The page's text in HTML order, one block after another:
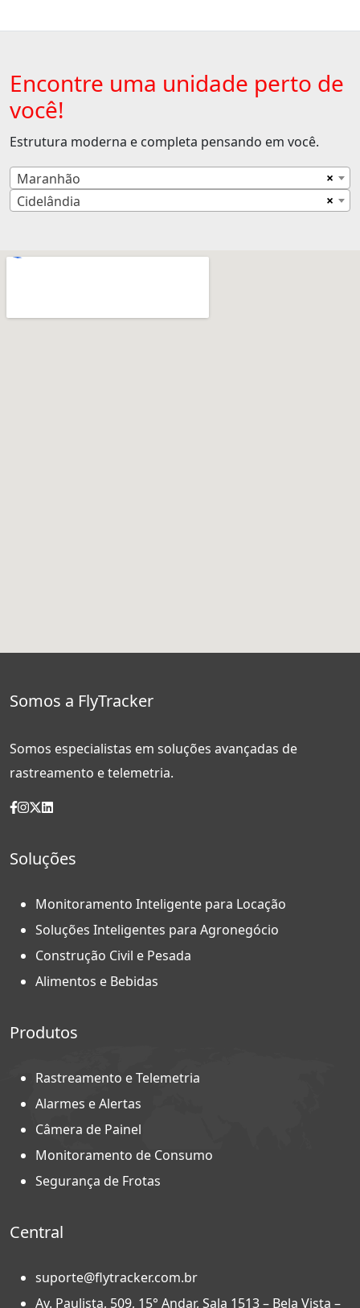
Encontre uma unidade perto de
você!
Estrutura moderna e completa pensando em você.
×
Maranhão
×
Cidelândia
Somos a FlyTracker
Somos especialistas em soluções avançadas de
rastreamento e telemetria.
Soluções
Monitoramento Inteligente para Locação
Soluções Inteligentes para Agronegócio
Construção Civil e Pesada
Alimentos e Bebidas
Produtos
Rastreamento e Telemetria
Alarmes e Alertas
Câmera de Painel
Monitoramento de Consumo
Segurança de Frotas
Central
suporte@flytracker.com.br
Av. Paulista, 509, 15° Andar, Sala 1513 – Bela Vista –